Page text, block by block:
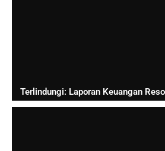
Terlindungi: Laporan Keuangan